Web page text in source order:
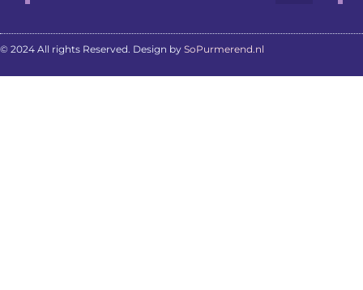
© 2024 All rights Reserved. Design by SoPurmerend.nl